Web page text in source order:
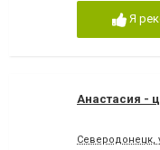
Я
Анастасия -
Северодонецк,